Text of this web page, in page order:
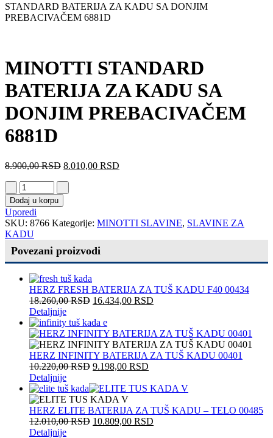
STANDARD BATERIJA ZA KADU SA DONJIM
PREBACIVAČEM 6881D
MINOTTI STANDARD
BATERIJA ZA KADU SA
DONJIM PREBACIVAČEM
6881D
8.900,00RSD 8.010,00 RSD
Dodaj u korpu
Uporedi
SKU: 8766 Kategorije: MINOTTI SLAVINE, SLAVINE ZA
KADU
Povezani proizvodi
HERZ FRESH BATERIJA ZA TUŠ KADU F40 00434
18.260,00RSD 16.434,00 RSD
Detaljnije
HERZ INFINITY BATERIJA ZA TUŠ KADU 00401
10.220,00RSD 9.198,00 RSD
Detaljnije
HERZ ELITE BATERIJA ZA TUŠ KADU – TELO 00485
12.010,00RSD 10.809,00 RSD
Detaljnije